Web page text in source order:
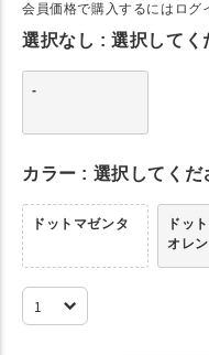
会員価格で購入するにはログ
選択なし 選択してく
-
カラー 選択してくだ
ドットマゼンタ
ドッ
オレ